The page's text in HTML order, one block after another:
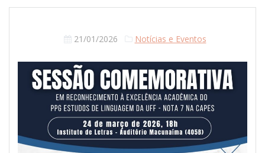
21/01/2026 Notícias e Eventos